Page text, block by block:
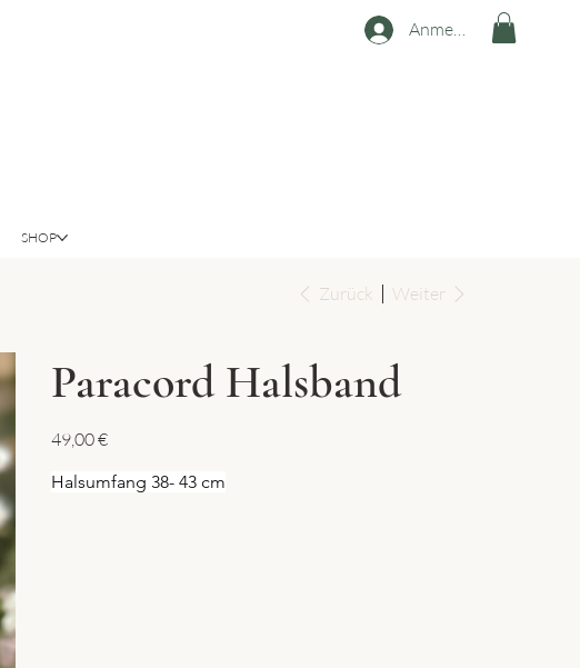
SHOP
Anmelden
Zurück Weiter
Paracord Halsband
49,00 €
Halsumfang 38- 43 cm